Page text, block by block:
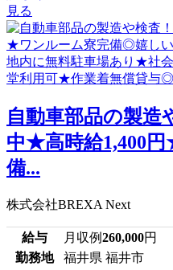
見る
自動車部品の製造
中★高時給1,400
備...
株式会社BREXA Next
給与 月収例260,000円
勤務地
福井県 福井市